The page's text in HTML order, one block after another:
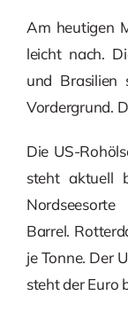
Am heutigen
leicht nach.
und Brasilien
Vordergrund.
Die US-
steht aktuell
Barrel.
je Tonne. Der
steht der Euro